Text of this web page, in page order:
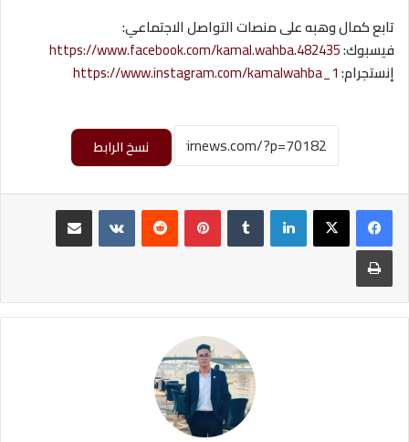
تابع كمال وهبه على منصات التواصل الاجتماعي:
فيسبوك:https://www.facebook.com/kamal.wahba.482435
إنستجرام:https://www.instagram.com/kamalwahba_1
نسخ الرابط
لينكدإن بينتيريست
طباعة